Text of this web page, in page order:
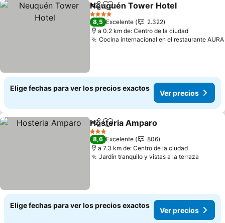
CompartirAgregar a favoritos
Neuquén Tower Hotel
4 Estrellas
8,5 Excelente
2.322
a 0.2 km de: Centro de la ciudad
Cocina internacional en el restaurante AURA
Elige fechas para ver los precios exactos
Ver precios
CompartirAgregar a favoritos
Hosteria Amparo
3 Estrellas
8,6 Excelente
806
a 7.3 km de: Centro de la ciudad
Jardín tranquilo y vistas a la terraza
Elige fechas para ver los precios exactos
Ver precios